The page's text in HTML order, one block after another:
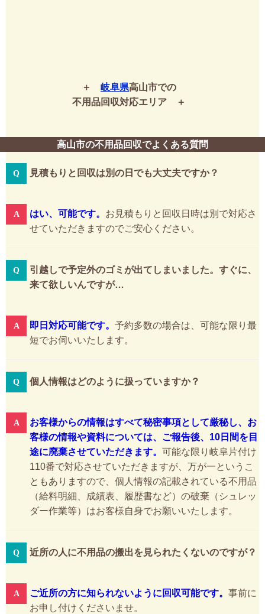
岐阜県高山市での
不用品回収対応エリア
高山市の不用品回収でよくある質問
見積もりと回収は別の日でも大丈夫ですか？
はい、可能です。 お見積もりと回収日時は別で対応さ
せていただきますのでご安心ください。
引越しで予定外のゴミが出てしまいました。すぐに、
来て欲しいんですが…
即日対応可能です。 予約多数の場合は、可能な限り最
短でお伺いいたします。
個人情報はどのように扱っていますか？
お客様からの情報はすべて秘密事項として厳秘し、お
客様の情報や資料については、ご報告後、10日間を目
途に廃棄させていただきます。 可能な限り岐阜片付け
110番で対応させていただきますが、万が一というこ
ともありますので、個人情報の記載されている不用品
（給料明細、成績表、履歴書など）の破棄（シュレッ
ダー作業等）はお客様自身でお願いいたします。
近所の人に不用品の搬出を見られたくないのですが？
ご近所の方に知られないように回収可能です。 事前に
お申し付けくださいませ。